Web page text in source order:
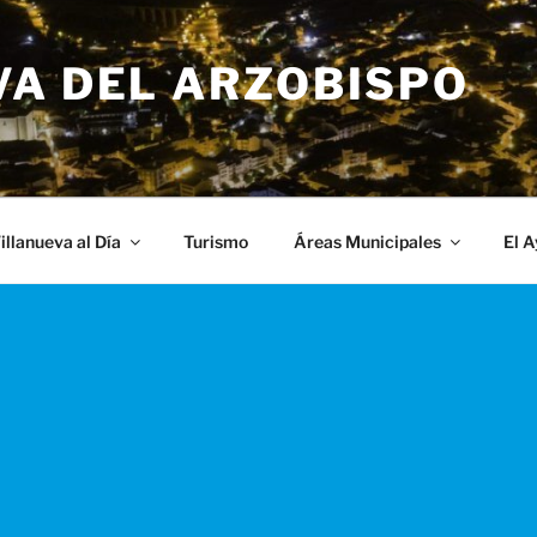
DEL ARZOBISPO
al Día Turismo Áreas Municipales El